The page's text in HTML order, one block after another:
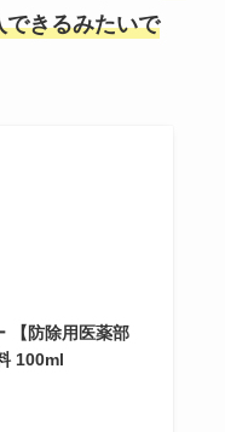
きるみたいで
【防除用医薬部
100ml